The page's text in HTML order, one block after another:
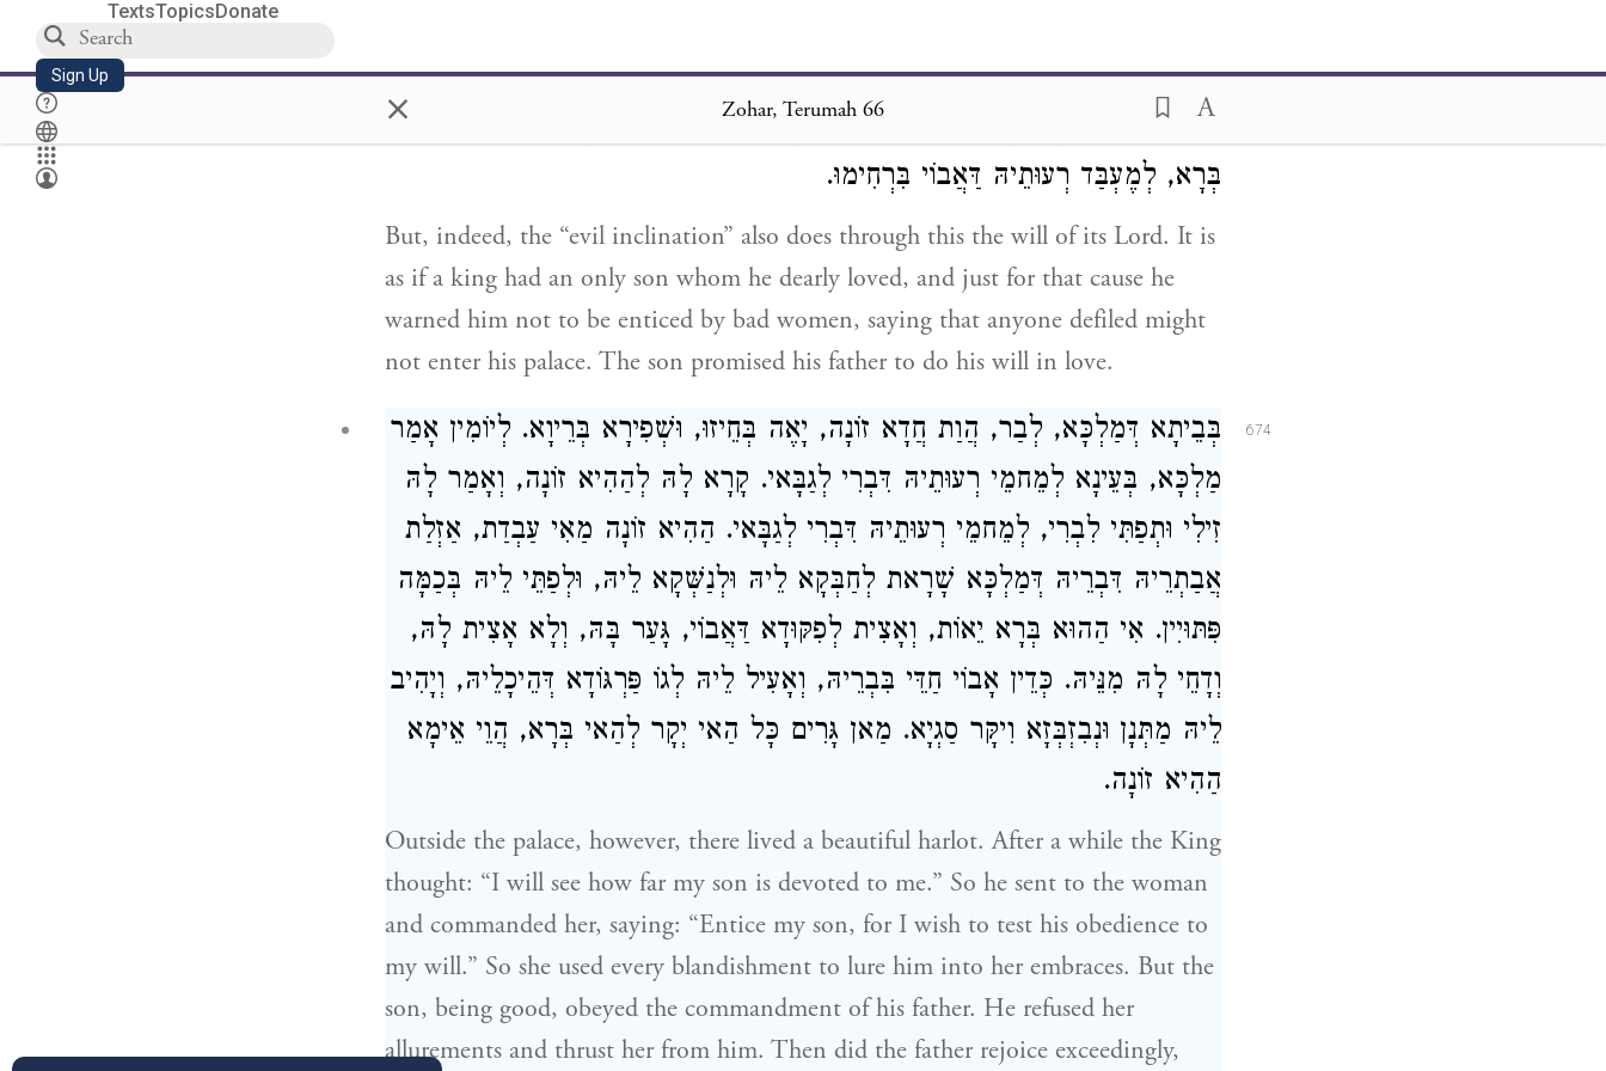
TextsTopicsDonate
Sign Up × Zohar, Terumah 66
לֵיהּ יַתִּיר, וּפָקִיד עֲלֵיהּ בִּרְחִימוּ, דְּלָא יִקְרַב גַּרְמֵיהּ לְאִתְּתָא בִּישָׁא, בְּגִין דְּכָל
מַאן דְּיִקְרַב לְגַבָּהּ, לָאו כְּדַאי אִיהוּ לְאַעֲלָא גּוֹ פְּלַטְרִין דְּמַלְכָּא. אוֹדֵי לֵיהּ הַהוּא
בְּרָא, לְמֶעְבַּד רְעוּתֵיהּ דַּאֲבוֹי בִּרְחִימוּ.
But, indeed, the “evil inclination” also does through this the will of its Lord. It is
as if a king had an only son whom he dearly loved, and just for that cause he
warned him not to be enticed by bad women, saying that anyone defiled might
not enter his palace. The son promised his father to do his will in love.
674
בְּבֵיתָא דְּמַלְכָּא, לְבַר, הֲוַת חֲדָא זוֹנָה, יָאֶה בְּחֵיזוּ, וּשְׁפִירָא בְּרֵיוָא. לְיוֹמִין אָמַר
מַלְכָּא, בְּעֵינָא לְמֵחמֵי רְעוּתֵיהּ דִּבְרִי לְגַבָּאי. קָרָא לָהּ לְהַהִיא זוֹנָה, וְאָמַר לָהּ
זִילִי וּתְפַתִּי לִבְרִי, לְמֵחמֵי רְעוּתֵיהּ דִּבְרִי לְגַבָּאי. הַהִיא זוֹנָה מַאִי עַבְדַת, אַזְלַת
אֲבַתְרֵיהּ דִּבְרֵיהּ דְּמַלְכָּא שָׁרָאת לְחַבְּקָא לֵיהּ וּלְנַשְּׁקָא לֵיהּ, וּלְפַתֵּי לֵיהּ בְּכַמָּה
פִּתּוּיִין. אִי הַהוּא בְּרָא יֵאוֹת, וְאָצִית לְפִקּוּדָא דַּאֲבוֹי, גָּעַר בָּהּ, וְלָא אָצִית לָהּ,
וְדָחֵי לָהּ מִנֵּיהּ. כְּדֵין אָבוֹי חַדֵּי בִּבְרֵיהּ, וְאָעִיל לֵיהּ לְגוֹ פַּרְגּוֹדָא דְּהֵיכָלֵיהּ, וְיָהִיב
לֵיהּ מַתְּנָן וּנְבִזְבְּזָא וִיקָּר סַגְיָא. מַאן גָּרִים כָּל הַאי יְקָר לְהַאי בְּרָא, הֲוֵי אֵימָא
הַהִיא זוֹנָה.
Outside the palace, however, there lived a beautiful harlot. After a while the King
thought: “I will see how far my son is devoted to me.” So he sent to the woman
and commanded her, saying: “Entice my son, for I wish to test his obedience to
my will.” So she used every blandishment to lure him into her embraces. But the
son, being good, obeyed the commandment of his father. He refused her
allurements and thrust her from him. Then did the father rejoice exceedingly,